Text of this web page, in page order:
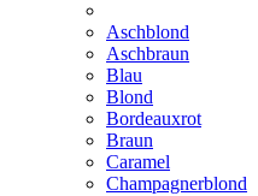
Aschblond
Aschbraun
Blau
Blond
Bordeauxrot
Braun
Caramel
Champagnerblond